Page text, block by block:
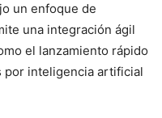
un enfoque de
una integración ágil
el lanzamiento rápido
por inteligencia artificial